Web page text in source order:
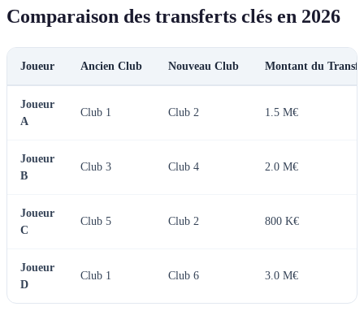
Comparaison des transferts clés en 2026
Joueur Ancien Club Nouveau Club Montant du
Joueur
A
Club 1 Club 2 1.5 M€
Joueur
B
Club 3 Club 4 2.0 M€
Joueur
C
Club 5 Club 2 800 K€
Joueur
D
Club 1 Club 6 3.0 M€